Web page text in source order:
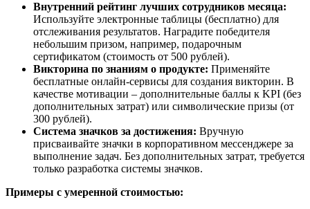
Внутренний рейтинг лучших сотрудников месяца:
Используйте электронные таблицы (бесплатно) для
отслеживания результатов. Наградите победителя
небольшим призом, например, подарочным
сертификатом (стоимость от 500 рублей).
Викторина по знаниям о продукте: Применяйте
бесплатные онлайн-сервисы для создания викторин. В
качестве мотивации – дополнительные баллы к KPI (без
дополнительных затрат) или символические призы (от
300 рублей).
Система значков за достижения: Вручную
присваивайте значки в корпоративном мессенджере за
выполнение задач. Без дополнительных затрат, требуется
только разработка системы значков.
Примеры с умеренной стоимостью: